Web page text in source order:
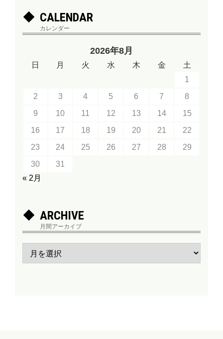
CALENDAR
カレンダー
2026年8月
日 月 火 水 木 金
土
1
2
3 4 5 6 7
8
9
10 11 12 13 14
15
16
17 18 19 20 21
22
23
24 25 26 27 28
29
30
31
« 2月
ARCHIVE
月間アーカイブ